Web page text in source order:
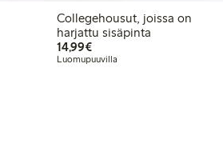
Collegehousut, joissa on
harjattu sisäpinta
14,99€14,99 €
Luomupuuvilla